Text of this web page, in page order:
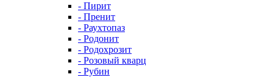
- Пирит
- Пренит
- Раухтопаз
- Родонит
- Родохрозит
- Розовый кварц
- Рубин